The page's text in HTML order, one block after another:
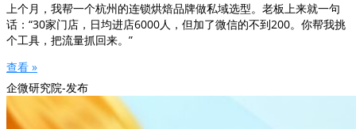
上个月，我帮一个杭州的连锁烘焙品牌做私域选型。老板上来就一句
话：“30家门店，日均进店6000人，但加了微信的不到200。你帮我挑
个工具，把流量抓回来。”
查看 »
企微研究院-发布